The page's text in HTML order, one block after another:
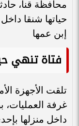
محافظة قنا،
حياتها شنقا
إبن عمها
فتاة تنهي
تلقت الأجهزة
غرفة العمليات،
داخل منزلها